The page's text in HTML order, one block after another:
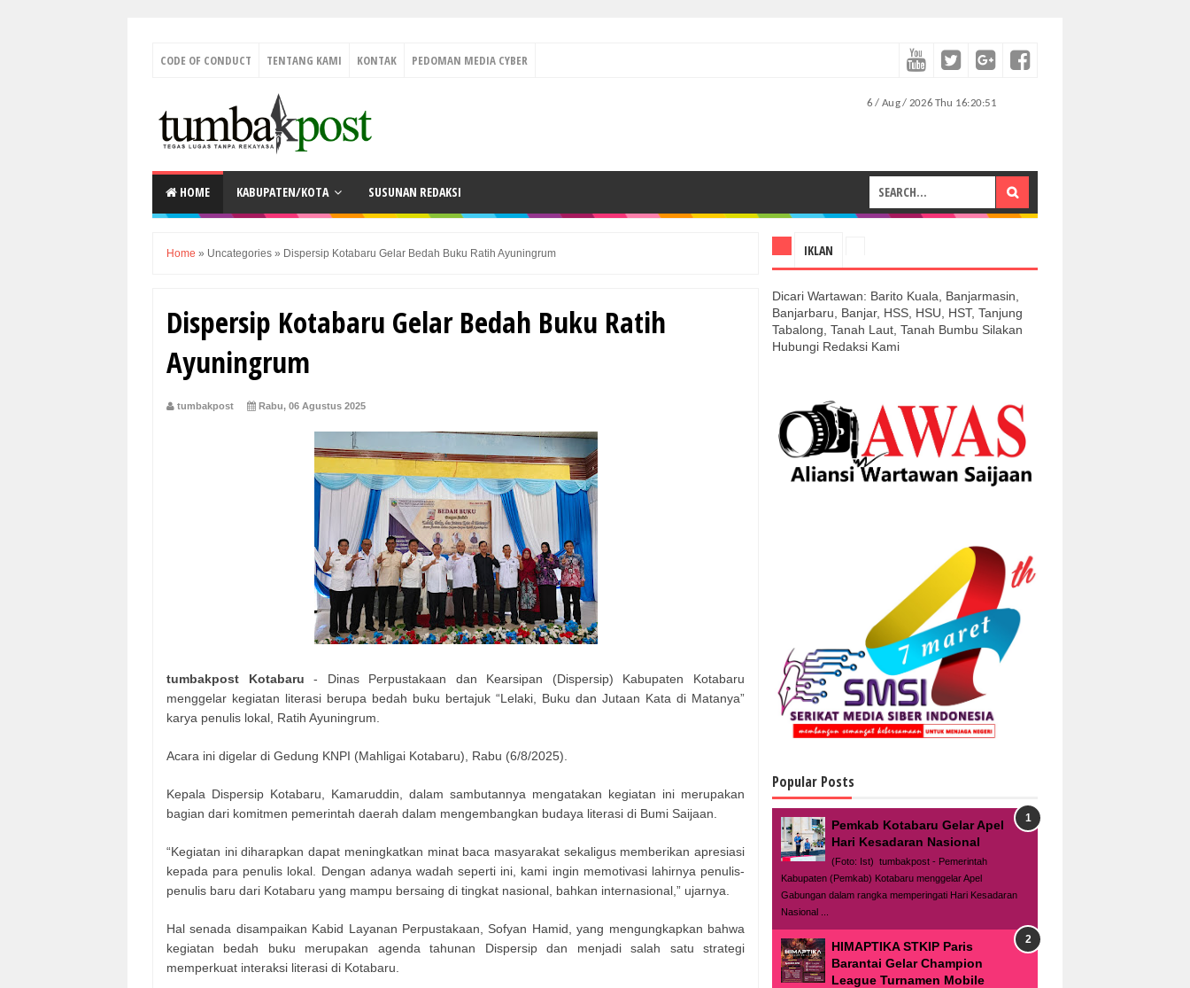
CODE OF CONDUCT TENTANG KAMI KONTAK PEDOMAN MEDIA CYBER
HOME KABUPATEN/KOTA SUSUNAN REDAKSI
Home » Uncategories » Dispersip Kotabaru Gelar Bedah Buku Ratih Ayuningrum
Dispersip Kotabaru Gelar Bedah Buku Ratih
Ayuningrum
tumbakpost Rabu, 06 Agustus 2025
tumbakpost Kotabaru - Dinas Perpustakaan dan Kearsipan (Dispersip) Kabupaten Kotabaru
menggelar kegiatan literasi berupa bedah buku bertajuk “Lelaki, Buku dan Jutaan Kata di Matanya”
karya penulis lokal, Ratih Ayuningrum.
Acara ini digelar di Gedung KNPI (Mahligai Kotabaru), Rabu (6/8/2025).
Kepala Dispersip Kotabaru, Kamaruddin, dalam sambutannya mengatakan kegiatan ini merupakan
bagian dari komitmen pemerintah daerah dalam mengembangkan budaya literasi di Bumi Saijaan.
“Kegiatan ini diharapkan dapat meningkatkan minat baca masyarakat sekaligus memberikan apresiasi
kepada para penulis lokal. Dengan adanya wadah seperti ini, kami ingin memotivasi lahirnya penulis-
penulis baru dari Kotabaru yang mampu bersaing di tingkat nasional, bahkan internasional,” ujarnya.
Hal senada disampaikan Kabid Layanan Perpustakaan, Sofyan Hamid, yang mengungkapkan bahwa
kegiatan bedah buku merupakan agenda tahunan Dispersip dan menjadi salah satu strategi
memperkuat interaksi literasi di Kotabaru.
IKLAN
Dicari Wartawan: Barito Kuala, Banjarmasin,
Banjarbaru, Banjar, HSS, HSU, HST, Tanjung
Tabalong, Tanah Laut, Tanah Bumbu Silakan
Hubungi Redaksi Kami
Popular Posts
Pemkab Kotabaru Gelar Apel
Hari Kesadaran Nasional
(Foto: Ist) tumbakpost - Pemerintah
Kabupaten (Pemkab) Kotabaru menggelar Apel
Gabungan dalam rangka memperingati Hari Kesadaran
Nasional ...
HIMAPTIKA STKIP Paris
Barantai Gelar Champion
League Turnamen Mobile